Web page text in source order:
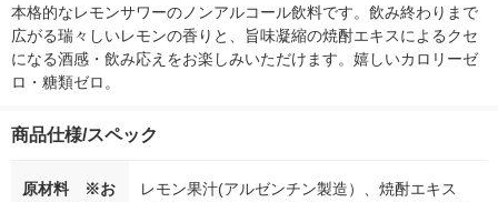
本格的なレモンサワーのノンアルコール飲料です。飲み終わりまで
広がる瑞々しいレモンの香りと、旨味凝縮の焼酎エキスによるクセ
になる酒感・飲み応えをお楽しみいただけます。嬉しいカロリーゼ
ロ・糖類ゼロ。
商品仕様/スペック
原材料 ※お
レモン果汁(アルゼンチン製造）、焼酎エキス